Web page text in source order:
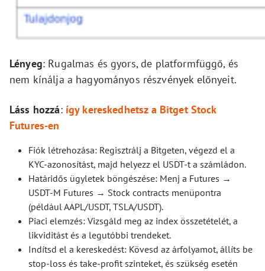
Lényeg: Rugalmas és gyors, de platformfüggő, és
nem kínálja a hagyományos részvények előnyeit.
Láss hozzá: így kereskedhetsz a Bitget Stock
Futures-en
Fiók létrehozása: Regisztrálj a Bitgeten, végezd el a
KYC-azonosítást, majd helyezz el USDT-t a számládon.
Határidős ügyletek böngészése: Menj a Futures →
USDT-M Futures → Stock contracts menüpontra
(például AAPL/USDT, TSLA/USDT).
Piaci elemzés: Vizsgáld meg az index összetételét, a
likviditást és a legutóbbi trendeket.
Indítsd el a kereskedést: Kövesd az árfolyamot, állíts be
stop-loss és take-profit szinteket, és szükség esetén